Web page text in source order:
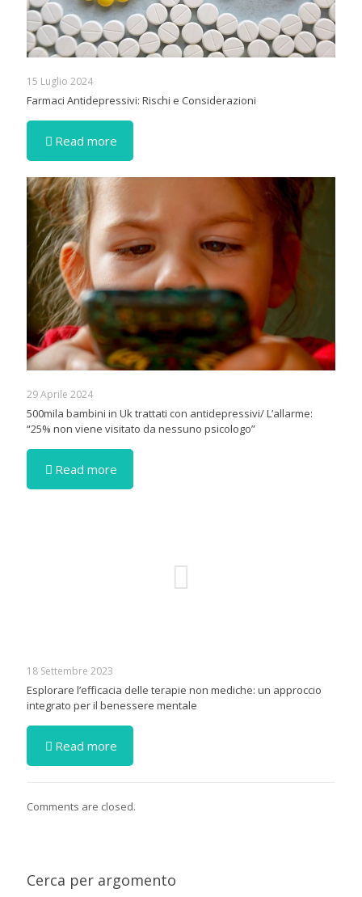
15 Luglio 2024
Farmaci Antidepressivi: Rischi e Considerazioni
Read more
29 Aprile 2024
500mila bambini in Uk trattati con antidepressivi/ L’allarme:
“25% non viene visitato da nessuno psicologo”
Read more
18 Settembre 2023
Esplorare l’efficacia delle terapie non mediche: un approccio
integrato per il benessere mentale
Read more
Comments are closed.
Cerca per argomento